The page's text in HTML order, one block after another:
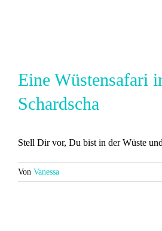
Eine Wüstensafari
Schardscha
Stell Dir vor, Du bist in der Wüste
Von Vanessa